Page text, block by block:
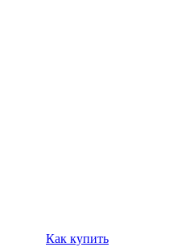
Как купить